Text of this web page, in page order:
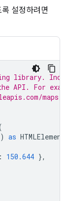
록 설정하려면
library.
API. For
maps/
) as HTMLElement
: 150.644 },